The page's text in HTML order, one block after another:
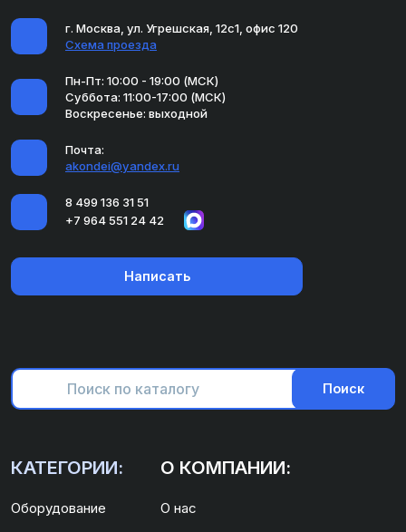
г. Москва, ул. Угрешская, 12с1, офис 120
Схема проезда
Пн-Пт: 10:00 - 19:00 (МСК)
Суббота: 11:00-17:00 (МСК)
Воскресенье: выходной
Почта:
akondei@yandex.ru
8 499 136 31 51
+7 964 551 24 42
Написать
Поиск
КАТЕГОРИИ:
Оборудование
О КОМПАНИИ:
О нас